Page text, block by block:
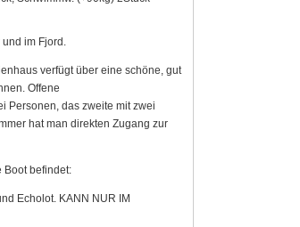
im Fjord.
verfügt über eine schöne, gut
Offene
Personen, das zweite mit zwei
hat man direkten Zugang zur
Boot befindet:
Echolot. KANN NUR IM